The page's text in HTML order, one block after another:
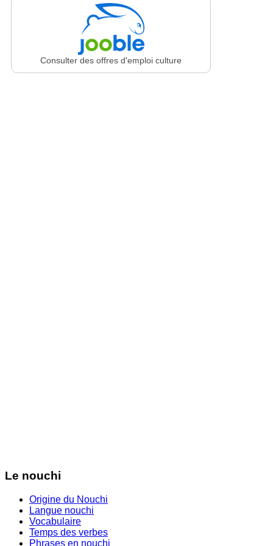
Consulter des offres d'emploi culture
Le nouchi
Origine du Nouchi
Langue nouchi
Vocabulaire
Temps des verbes
Phrases en nouchi